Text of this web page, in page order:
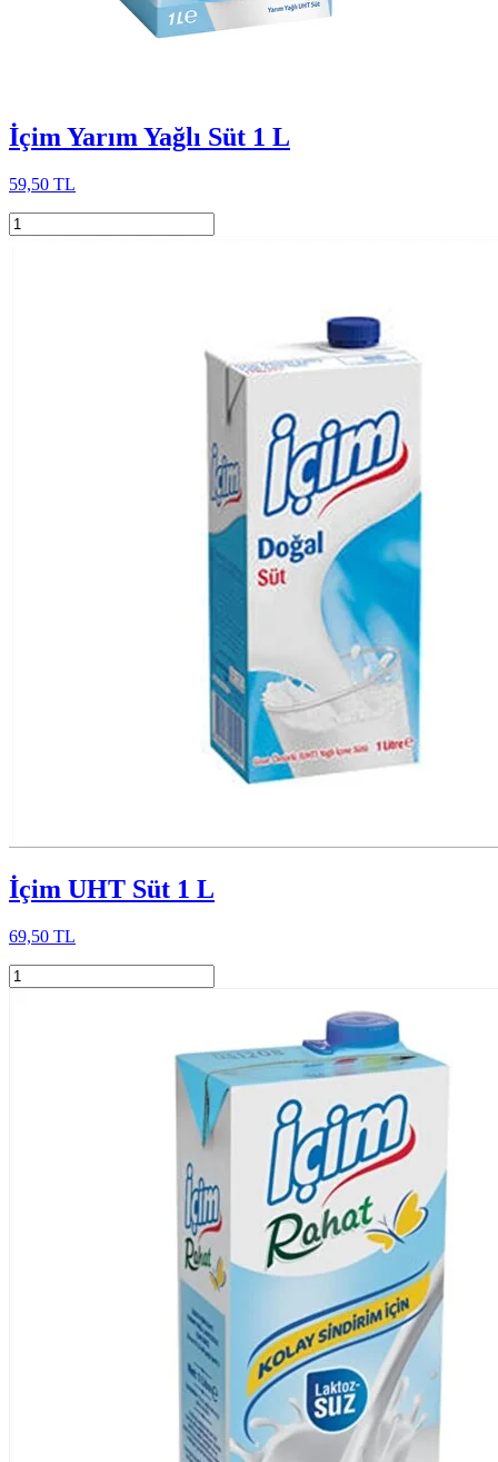
İçim Yarım Yağlı Süt 1 L
59,50 TL
İçim UHT Süt 1 L
69,50 TL